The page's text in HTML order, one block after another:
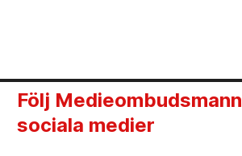
Följ
sociala medier